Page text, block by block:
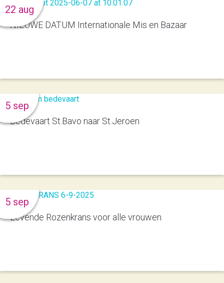
NIEUWE DATUM Internationale Mis en Bazaar
22 aug
Bedevaart St.Bavo naar St.Jeroen
5 sep
Levende Rozenkrans voor alle vrouwen
5 sep